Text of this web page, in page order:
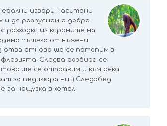
извори наситени
и да разпуснем е добре
разходка из короните на
пътека от въжени
отва отново ще се потопим в
Следва разбира се
ще се отправим и към река
за педикюра ни :) Следобед
за нощувка в хотел.